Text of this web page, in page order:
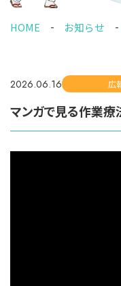
HOME お知らせ
2026.06.16 広
マンガで見る作業療